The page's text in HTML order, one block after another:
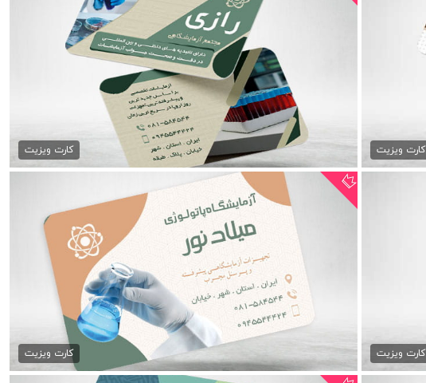
کارت ویزیت
فایل کارت ویزیت آزمایشگاه...
79,000 تومان
کارت ویزیت
کارت ویزیت
کارت ویزیت آزمایشگاه پزشکی...
79,000 تومان
کارت ویزیت